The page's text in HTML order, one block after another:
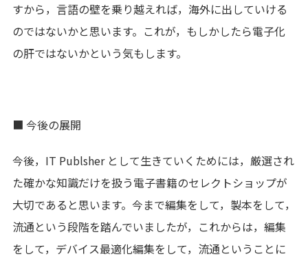
すから，言語の壁を乗り越えれば，海外に出していける
のではないかと思います。これが，もしかしたら電子化
の肝ではないかという気もします。
■ 今後の展開
今後，IT Publsher として生きていくためには，厳選され
た確かな知識だけを扱う電子書籍のセレクトショップが
大切であると思います。今まで編集をして，製本をして，
流通という段階を踏んでいましたが，これからは，編集
をして，デバイス最適化編集をして，流通ということに